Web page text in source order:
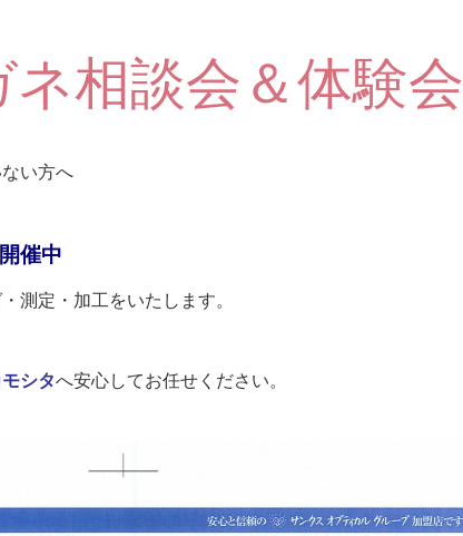
相談会＆体験会
い方へ
催中
測定・加工をいたします。
モシタへ安心してお任せください。